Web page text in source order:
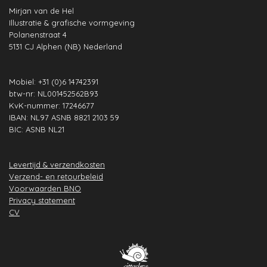
o
o
r
m
I
Mirjan van de Hel
Illustratie & grafische vormgeving
Polanenstraat 4
5131 CJ Alphen (NB) Nederland
Mobiel: +31 (0)6 14742391
btw-nr: NL001452562B93
KvK-nummer: 17246677
IBAN: NL97 ASNB 8821 2103 59
BIC: ASNB NL21
Levertijd & verzendkosten
Verzend- en retourbeleid
Voorwaarden BNO
Privacy statement
CV